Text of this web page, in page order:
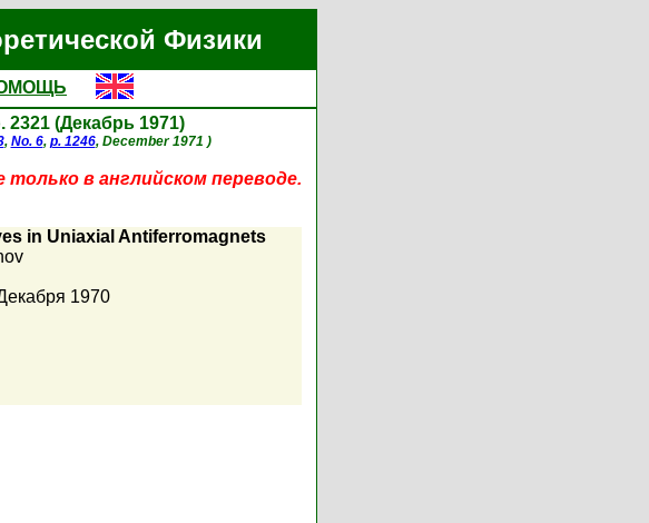
Физики
2321 (Декабрь 1971)
, No. 6, p. 1246, December 1971 )
в английском переводе.
in Uniaxial Antiferromagnets
1970